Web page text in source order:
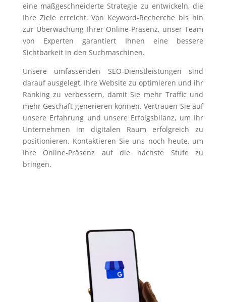
eine maßgeschneiderte Strategie zu entwickeln, die
Ihre Ziele erreicht. Von Keyword-Recherche bis hin
zur Überwachung Ihrer Online-Präsenz, unser Team
von Experten garantiert Ihnen eine bessere
Sichtbarkeit in den Suchmaschinen.
Unsere umfassenden SEO-Dienstleistungen sind
darauf ausgelegt, Ihre Website zu optimieren und ihr
Ranking zu verbessern, damit Sie mehr Traffic und
mehr Geschäft generieren können. Vertrauen Sie auf
unsere Erfahrung und unsere Erfolgsbilanz, um Ihr
Unternehmen im digitalen Raum erfolgreich zu
positionieren. Kontaktieren Sie uns noch heute, um
Ihre Online-Präsenz auf die nächste Stufe zu
bringen.